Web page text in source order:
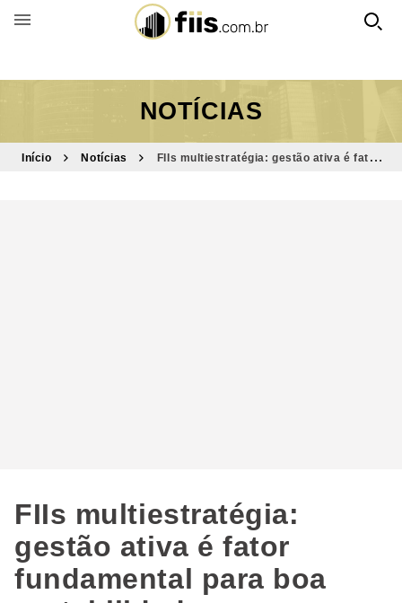
BUSCAR POR FUNDO
NOTÍCIAS
Início Notícias
FIIs multiestratégia: gestão ativa é fator
FIIs multiestratégia:
gestão ativa é fator
fundamental para boa